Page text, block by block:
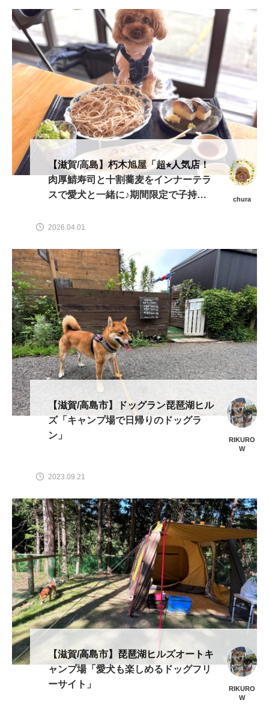
【滋賀/高島】朽木旭屋「超⭐︎人気店！
肉厚鯖寿司と十割蕎麦をインナーテラ
スで愛犬と一緒に♪期間限定で子持ち
chura
2026.04.01
【滋賀/高島市】ドッグラン琵琶湖ヒル
ズ「キャンプ場で日帰りのドッグラ
ン」
RIKURO
W
2023.09.21
【滋賀/高島市】琵琶湖ヒルズオートキ
ャンプ場「愛犬も楽しめるドッグフリ
ーサイト」
RIKURO
W